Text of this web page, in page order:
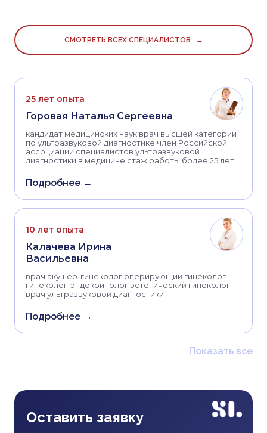
СМОТРЕТЬ ВСЕХ СПЕЦИАЛИСТОВ →
25 лет опыта
Горовая Наталья Сергеевна
кандидат медицинских наук врач высшей категории
по ультразвуковой диагностике член Российской
ассоциации специалистов ультразвуковой
диагностики в медицине стаж работы более 25 лет.
Подробнее →
10 лет опыта
Калачева Ирина
Васильевна
врач акушер-гинеколог оперирующий гинеколог
гинеколог-эндокринолог эстетический гинеколог
врач ультразвуковой диагностики
Подробнее →
Показать все
Оставить заявку